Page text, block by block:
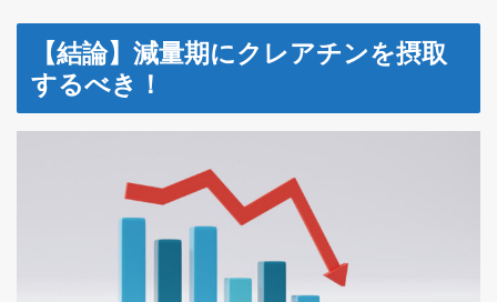
【結論】減量期にクレアチンを摂取
するべき！